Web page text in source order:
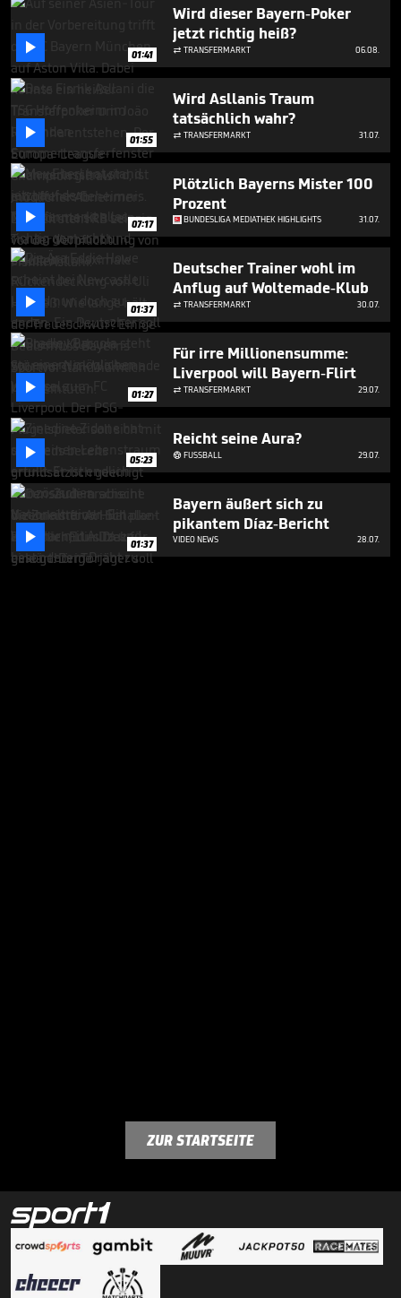
 01:41
Wird dieser Bayern-Poker
jetzt richtig heiß?
 TRANSFERMARKT 06.08.
 01:55
Wird Asllanis Traum
tatsächlich wahr?
 TRANSFERMARKT 31.07.
 07:17
Plötzlich Bayerns Mister 100
Prozent
BUNDESLIGA MEDIATHEK HIGHLIGHTS 31.07.
 01:37
Deutscher Trainer wohl im
Anflug auf Woltemade-Klub
 TRANSFERMARKT 30.07.
 01:27
Für irre Millionensumme:
Liverpool will Bayern-Flirt
 TRANSFERMARKT 29.07.
 05:23
Reicht seine Aura?
FUSSBALL 29.07.
 01:37
Bayern äußert sich zu
pikantem Díaz-Bericht
VIDEO NEWS 28.07.
ZUR STARTSEITE